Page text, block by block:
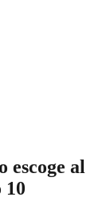
escoge al